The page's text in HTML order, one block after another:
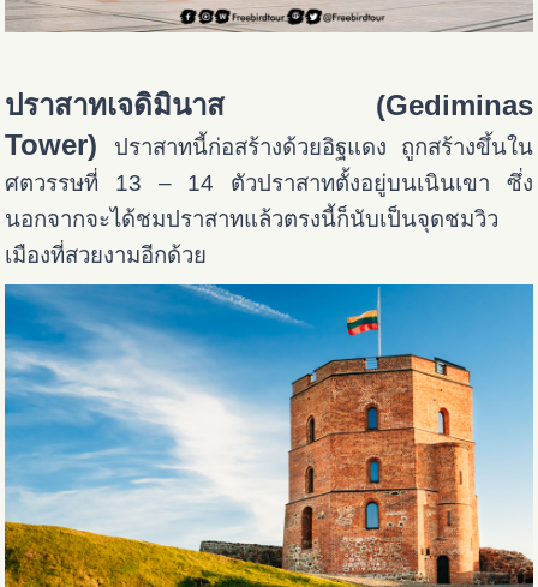
ปราสาทเจดิมินาส (Gediminas
Tower)
ปราสาทนี้ก่อสร้างด้วยอิฐแดง ถูกสร้างขึ้นใน
ศตวรรษที่ 13 – 14 ตัวปราสาทตั้งอยู่บนเนินเขา ซึ่ง
นอกจากจะได้ชมปราสาทแล้วตรงนี้ก็นับเป็นจุดชมวิว
เมืองที่สวยงามอีกด้วย